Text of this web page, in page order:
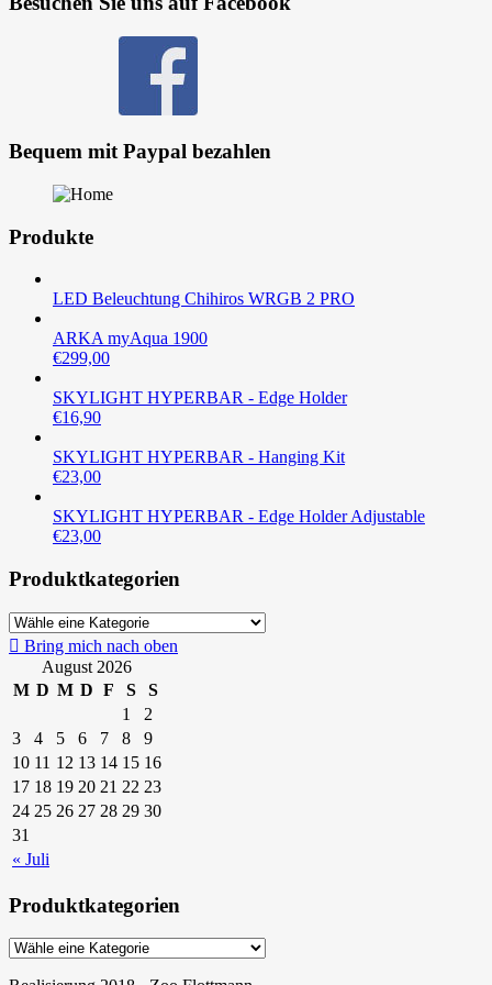
Bequem mit Paypal bezahlen
Produkte
LED Beleuchtung Chihiros WRGB 2 PRO
ARKA myAqua 1900
€299,00
SKYLIGHT HYPERBAR - Edge Holder
€16,90
SKYLIGHT HYPERBAR - Hanging Kit
€23,00
SKYLIGHT HYPERBAR - Edge Holder Adjustable
€23,00
Produktkategorien
Bring mich nach oben
August 2026
M D M D F S S
« Juli
1
2
3
4 5 6 7 8
9
10 11 12 13 14 15 16
17 18 19 20 21 22 23
24 25 26 27 28 29 30
31
Produktkategorien